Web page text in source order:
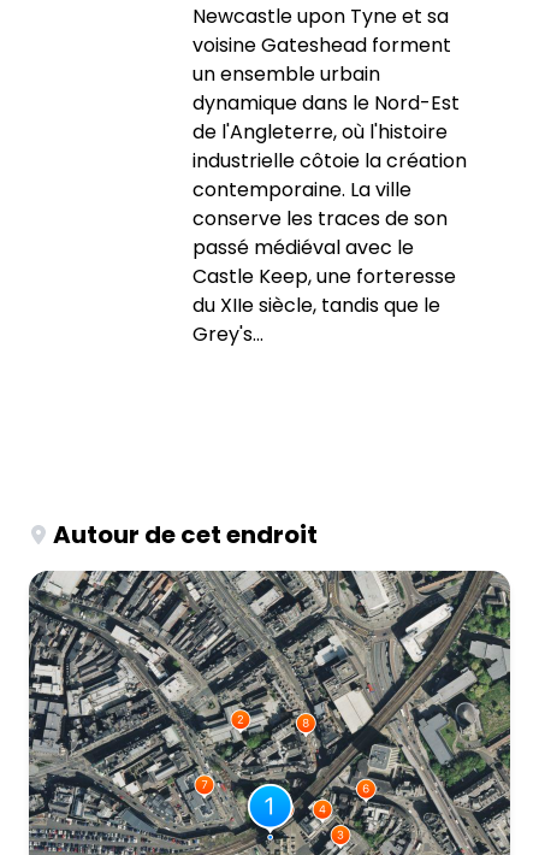
Newcastle upon Tyne et sa
voisine Gateshead forment
un ensemble urbain
dynamique dans le Nord-Est
de l'Angleterre, où l'histoire
industrielle côtoie la création
contemporaine. La ville
conserve les traces de son
passé médiéval avec le
Castle Keep, une forteresse
du XIIe siècle, tandis que le
Grey's...
Autour de cet endroit